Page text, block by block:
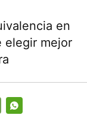
en
elegir mejor